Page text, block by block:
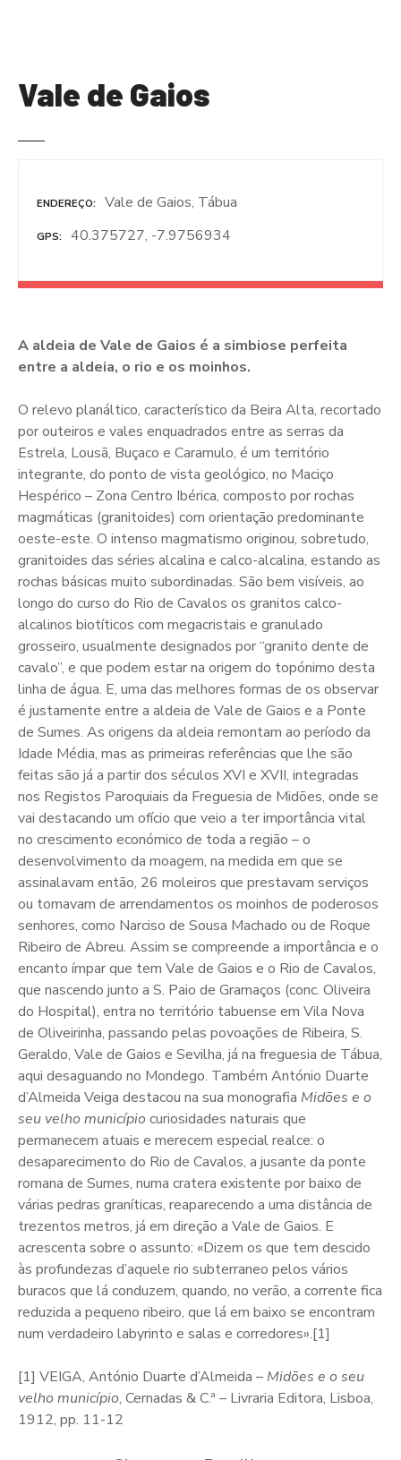
Vale de Gaios
ENDEREÇO Vale de Gaios, Tábua
GPS 40.375727, -7.9756934
A aldeia de Vale de Gaios é a simbiose perfeita
entre a aldeia, o rio e os moinhos.
O relevo planáltico, característico da Beira Alta, recortado
por outeiros e vales enquadrados entre as serras da
Estrela, Lousã, Buçaco e Caramulo, é um território
integrante, do ponto de vista geológico, no Maciço
Hespérico – Zona Centro Ibérica, composto por rochas
magmáticas (granitoides) com orientação predominante
oeste-este. O intenso magmatismo originou, sobretudo,
granitoides das séries alcalina e calco-alcalina, estando as
rochas básicas muito subordinadas. São bem visíveis, ao
longo do curso do Rio de Cavalos os granitos calco-
alcalinos biotíticos com megacristais e granulado
grosseiro, usualmente designados por “granito dente de
cavalo”, e que podem estar na origem do topónimo desta
linha de água. E, uma das melhores formas de os observar
é justamente entre a aldeia de Vale de Gaios e a Ponte
de Sumes. As origens da aldeia remontam ao período da
Idade Média, mas as primeiras referências que lhe são
feitas são já a partir dos séculos XVI e XVII, integradas
nos Registos Paroquiais da Freguesia de Midões, onde se
vai destacando um ofício que veio a ter importância vital
no crescimento económico de toda a região – o
desenvolvimento da moagem, na medida em que se
assinalavam então, 26 moleiros que prestavam serviços
ou tomavam de arrendamentos os moinhos de poderosos
senhores, como Narciso de Sousa Machado ou de Roque
Ribeiro de Abreu. Assim se compreende a importância e o
encanto ímpar que tem Vale de Gaios e o Rio de Cavalos,
que nascendo junto a S. Paio de Gramaços (conc. Oliveira
do Hospital), entra no território tabuense em Vila Nova
de Oliveirinha, passando pelas povoações de Ribeira, S.
Geraldo, Vale de Gaios e Sevilha, já na freguesia de Tábua,
aqui desaguando no Mondego. Também António Duarte
d’Almeida Veiga destacou na sua monografia Midões e o
seu velho município curiosidades naturais que
permanecem atuais e merecem especial realce: o
desaparecimento do Rio de Cavalos, a jusante da ponte
romana de Sumes, numa cratera existente por baixo de
várias pedras graníticas, reaparecendo a uma distância de
trezentos metros, já em direção a Vale de Gaios. E
acrescenta sobre o assunto: «Dizem os que tem descido
às profundezas d’aquele rio subterraneo pelos vários
buracos que lá conduzem, quando, no verão, a corrente fica
reduzida a pequeno ribeiro, que lá em baixo se encontram
num verdadeiro labyrinto e salas e corredores».[1]
[1] VEIGA, António Duarte d’Almeida – Midões e o seu
velho município, Cernadas & C.ª – Livraria Editora, Lisboa,
1912, pp. 11-12